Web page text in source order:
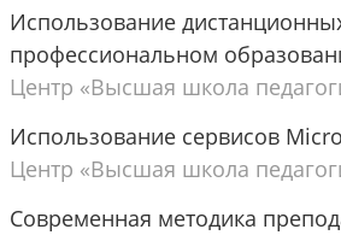
Использование
профессиональном
Центр «Высшая школа
Использование сервисов
Центр «Высшая школа
Современная методика